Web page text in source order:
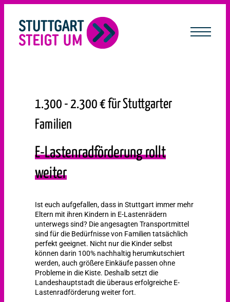
1.300 - 2.300 € für Stuttgarter
Familien
E-Lastenradförderung rollt
weiter
Ist euch aufgefallen, dass in Stuttgart immer mehr
Eltern mit ihren Kindern in E-Lastenrädern
unterwegs sind? Die angesagten Transportmittel
sind für die Bedürfnisse von Familien tatsächlich
perfekt geeignet. Nicht nur die Kinder selbst
können darin 100% nachhaltig herumkutschiert
werden, auch größere Einkäufe passen ohne
Probleme in die Kiste. Deshalb setzt die
Landeshauptstadt die überaus erfolgreiche E-
Lastenradförderung weiter fort.